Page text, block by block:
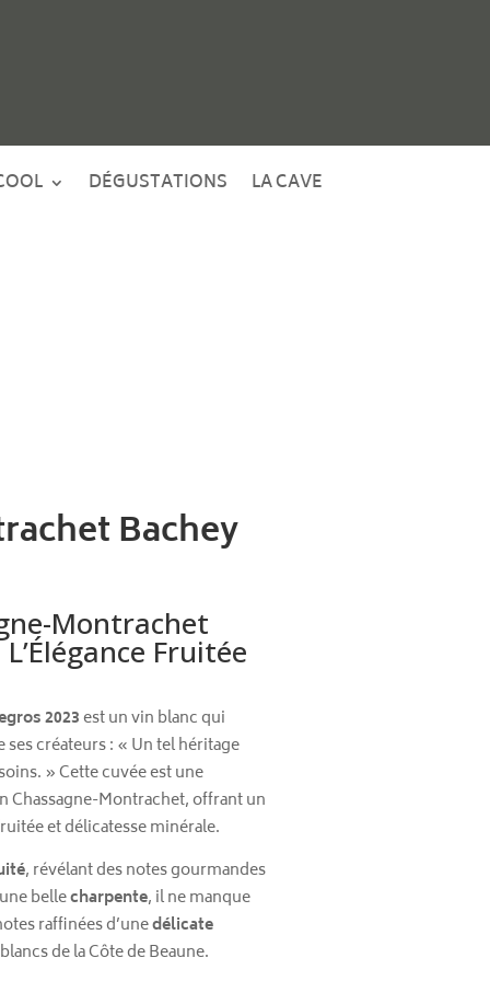
DÉGUSTATIONS
LA CAVE
Bachey
Montrachet
Fruitée
2023est un vin blanc qui
créateurs : « Un tel héritage
» Cette cuvée est une
Chassagne-Montrachet, offrant un
et délicatesse minérale.
, révélant des notes gourmandes
bellecharpente, il ne manque
raffinées d’unedélicate
de la Côte de Beaune.